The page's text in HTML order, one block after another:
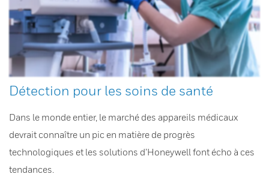
Détection pour les soins de santé
Dans le monde entier, le marché des appareils médicaux
devrait connaître un pic en matière de progrès
technologiques et les solutions d’Honeywell font écho à ces
tendances.